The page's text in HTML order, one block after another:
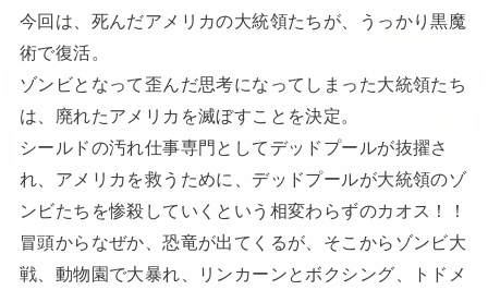
今回は、死んだアメリカの大統領たちが、うっかり黒魔
術で復活。
ゾンビとなって歪んだ思考になってしまった大統領たち
は、廃れたアメリカを滅ぼすことを決定。
シールドの汚れ仕事専門としてデッドプールが抜擢さ
れ、アメリカを救うために、デッドプールが大統領のゾ
ンビたちを惨殺していくという相変わらずのカオス！！
冒頭からなぜか、恐竜が出てくるが、そこからゾンビ大
戦、動物園で大暴れ、リンカーンとボクシング、トドメ